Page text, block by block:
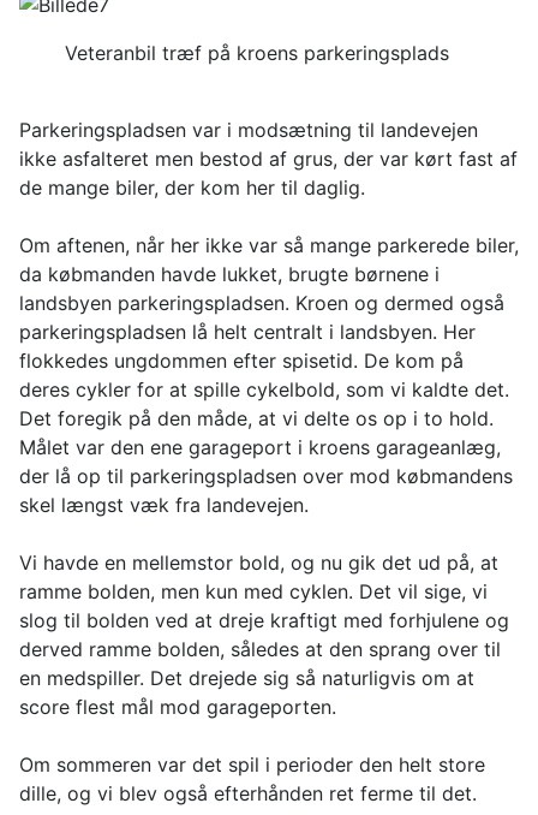
Veteranbil træf på kroens parkeringsplads
Parkeringspladsen var i modsætning til landevejen
ikke asfalteret men bestod af grus, der var kørt fast af
de mange biler, der kom her til daglig.
Om aftenen, når her ikke var så mange parkerede biler,
da købmanden havde lukket, brugte børnene i
landsbyen parkeringspladsen. Kroen og dermed også
parkeringspladsen lå helt centralt i landsbyen. Her
flokkedes ungdommen efter spisetid. De kom på
deres cykler for at spille cykelbold, som vi kaldte det.
Det foregik på den måde, at vi delte os op i to hold.
Målet var den ene garageport i kroens garageanlæg,
der lå op til parkeringspladsen over mod købmandens
skel længst væk fra landevejen.
Vi havde en mellemstor bold, og nu gik det ud på, at
ramme bolden, men kun med cyklen. Det vil sige, vi
slog til bolden ved at dreje kraftigt med forhjulene og
derved ramme bolden, således at den sprang over til
en medspiller. Det drejede sig så naturligvis om at
score flest mål mod garageporten.
Om sommeren var det spil i perioder den helt store
dille, og vi blev også efterhånden ret ferme til det.